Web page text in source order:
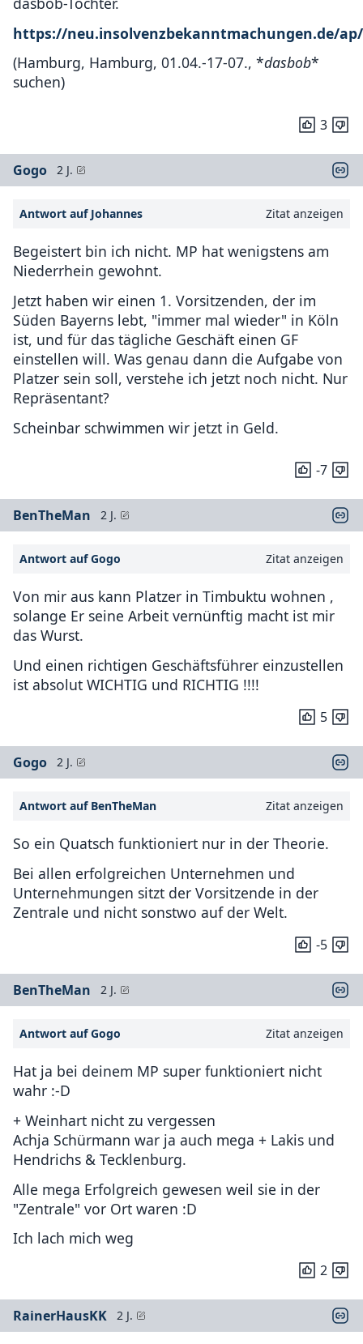
https://neu.insolvenzbekanntmachungen.de/
(Hamburg, Hamburg, 01.04.-17-07., *dasbob*
suchen)
3
Gogo 2 J.
Antwort auf Johannes Zitat anzeigen
Begeistert bin ich nicht. MP hat wenigstens am
Niederrhein gewohnt.
Jetzt haben wir einen 1. Vorsitzenden, der im
Süden Bayerns lebt, "immer mal wieder" in Köln
ist, und für das tägliche Geschäft einen GF
einstellen will. Was genau dann die Aufgabe von
Platzer sein soll, verstehe ich jetzt noch nicht. Nur
Repräsentant?
Scheinbar schwimmen wir jetzt in Geld.
-7
BenTheMan 2 J.
Antwort auf Gogo Zitat anzeigen
Von mir aus kann Platzer in Timbuktu wohnen ,
solange Er seine Arbeit vernünftig macht ist mir
das Wurst.
Und einen richtigen Geschäftsführer einzustellen
ist absolut WICHTIG und RICHTIG !!!!
5
Gogo 2 J.
Antwort auf BenTheMan Zitat anzeigen
So ein Quatsch funktioniert nur in der Theorie.
Bei allen erfolgreichen Unternehmen und
Unternehmungen sitzt der Vorsitzende in der
Zentrale und nicht sonstwo auf der Welt.
-5
BenTheMan 2 J.
Antwort auf Gogo Zitat anzeigen
Hat ja bei deinem MP super funktioniert nicht
wahr :-D
+ Weinhart nicht zu vergessen
Achja Schürmann war ja auch mega + Lakis und
Hendrichs & Tecklenburg.
Alle mega Erfolgreich gewesen weil sie in der
"Zentrale" vor Ort waren :D
Ich lach mich weg
2
RainerHausKK 2 J.